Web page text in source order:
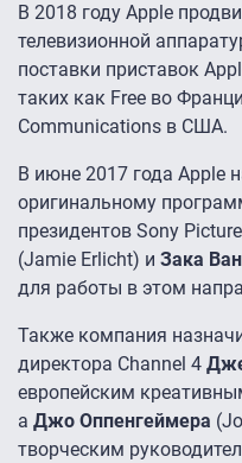
В 2018 году Apple
телевизионной
поставки приставок
таких как Free во
Communications в США.
В июне 2017 года Apple
оригинальному
президентов Sony
(Jamie Erlicht) и Зака
для работы в этом
Также компания
директора Channel 4
европейским
а Джо Оппенгеймера
творческим